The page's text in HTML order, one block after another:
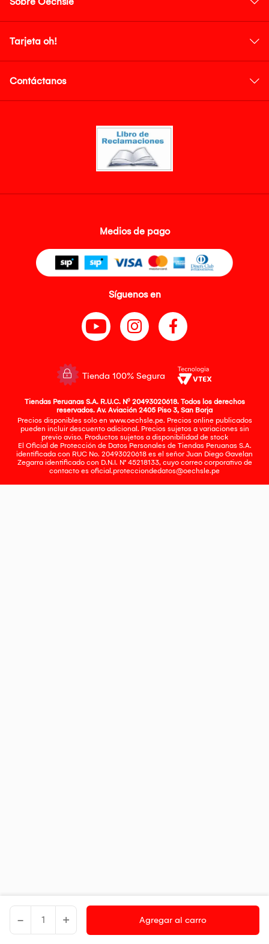
- + Agregar al carro
Tarjeta oh!
Contáctanos
Medios de pago
Síguenos en
Tienda 100% Segura
Tiendas Peruanas S.A. R.U.C. Nº 20493020618. Todos los derechos
reservados. Av. Aviación 2405 Piso 3, San Borja
Precios disponibles solo en www.oechsle.pe. Precios online publicados
pueden incluir descuento adicional. Precios sujetos a variaciones sin
previo aviso. Productos sujetos a disponibilidad de stock
El Oficial de Protección de Datos Personales de Tiendas Peruanas S.A.
identificada con RUC No. 20493020618 es el señor Juan Diego Gavelan
Zegarra identificado con D.N.I. N° 45218133, cuyo correo corporativo de
contacto es oficial.protecciondedatos@oechsle.pe